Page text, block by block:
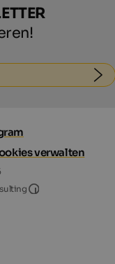
verwalten
Internet